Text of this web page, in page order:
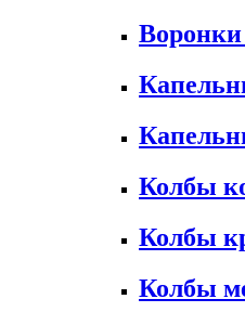
Воронки
Колбы
Колбы
Колбы